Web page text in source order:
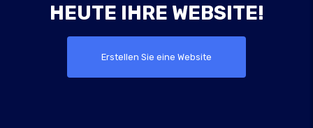
HEUTE IHRE WEBSITE!
Erstellen Sie eine Website